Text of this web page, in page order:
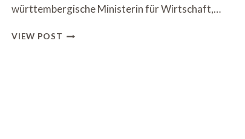
württembergische Ministerin für Wirtschaft,…
VIEW POST HOFFMEISTER-